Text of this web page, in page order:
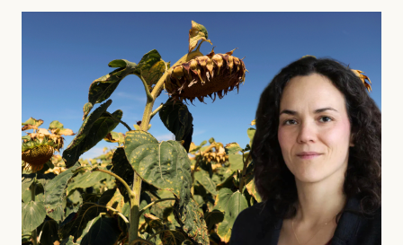
Jonas Lundström
Publicerad24 July, 2026
#23/2026
Jesper Lundby: ”Livet i sig
är ganska politiskt”
Jesper Lundby
Publicerad15 July, 2026
Uppdaterad15 July, 2026